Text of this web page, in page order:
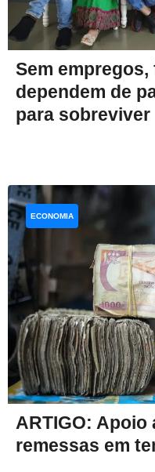
Sem
dependem de
para sobreviver
ARTIGO: Apoio
remessas em
ECONOMIA